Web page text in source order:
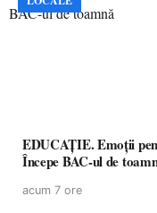
EDUCAȚIE. Emoții
Începe BAC-ul de
acum 7 ore